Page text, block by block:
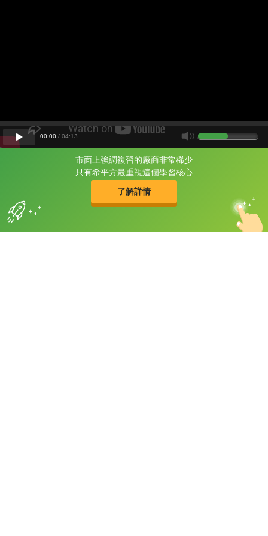
市面上強調複習的廠商非常稀少
只有希平方最重視這個學習核心
了解詳情
片尾有
攻其不背
的品牌故事
00:00 / 04:13